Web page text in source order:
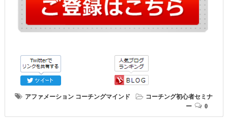
アファメーション コーチングマインド
コーチング初心者セミナ
ー
0